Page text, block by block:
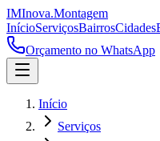
IMInova.Montagem
InícioServiçosBairrosCidades
Orçamento no WhatsApp
Início
Serviços